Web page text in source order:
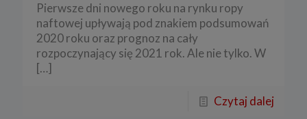
Pierwsze dni nowego roku na rynku ropy
naftowej upływają pod znakiem podsumowań
2020 roku oraz prognoz na cały
rozpoczynający się 2021 rok. Ale nie tylko. W
[…]
Czytaj dalej